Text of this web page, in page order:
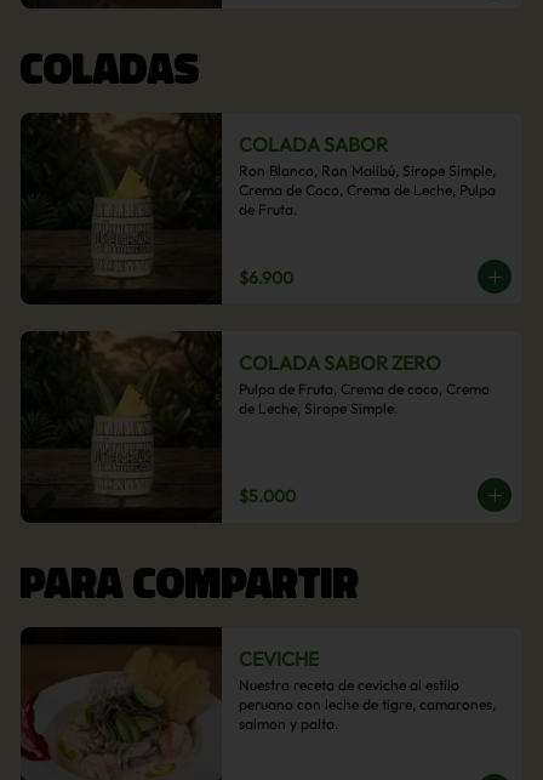
COLADAS
COLADA SABOR
Ron Blanco, Ron Malibú, Sirope Simple,
Crema de Coco, Crema de Leche, Pulpa
de Fruta.
$6.900
COLADA SABOR ZERO
Pulpa de Fruta, Crema de coco, Crema
de Leche, Sirope Simple.
$5.000
PARA COMPARTIR
CEVICHE
Nuestra receta de ceviche al estilo
peruano con leche de tigre, camarones,
salmon y palta.